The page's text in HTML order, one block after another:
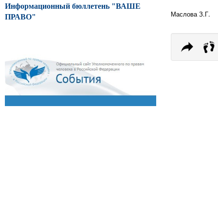
Информационный бюллетень "ВАШЕ
ПРАВО"
Маслова З.Г.